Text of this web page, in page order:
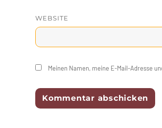
WEBSITE
Meinen Namen, meine E-Mail-Adresse